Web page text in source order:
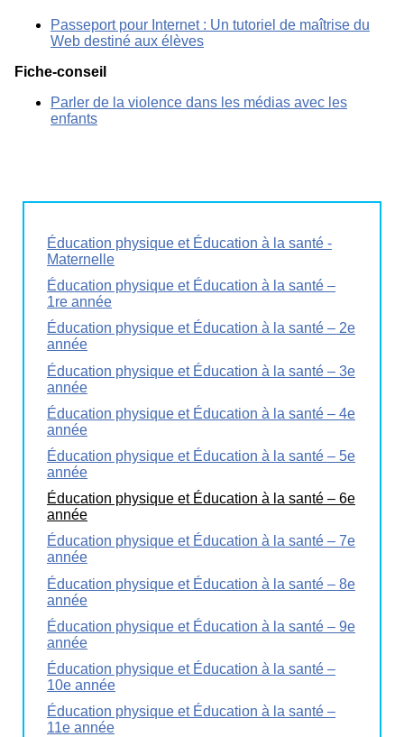
Passeport pour Internet : Un tutoriel de maîtrise du
Web destiné aux élèves
Fiche-conseil
Parler de la violence dans les médias avec les
enfants
Éducation physique et Éducation à la santé -
Maternelle
Éducation physique et Éducation à la santé –
1re année
Éducation physique et Éducation à la santé – 2e
année
Éducation physique et Éducation à la santé – 3e
année
Éducation physique et Éducation à la santé – 4e
année
Éducation physique et Éducation à la santé – 5e
année
Éducation physique et Éducation à la santé – 6e
année
Éducation physique et Éducation à la santé – 7e
année
Éducation physique et Éducation à la santé – 8e
année
Éducation physique et Éducation à la santé – 9e
année
Éducation physique et Éducation à la santé –
10e année
Éducation physique et Éducation à la santé –
11e année